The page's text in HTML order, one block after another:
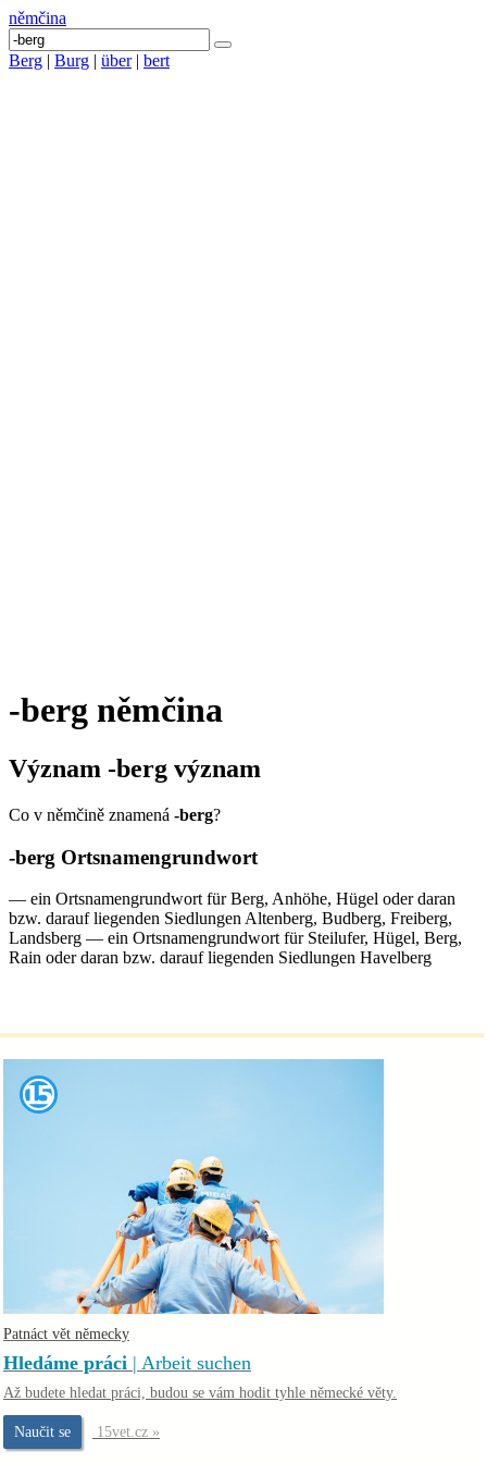
němčina
Berg | Burg | über | bert
-berg němčina
Význam -berg význam
Co v němčině znamená -berg?
-berg Ortsnamengrundwort
— ein Ortsnamengrundwort für Berg, Anhöhe, Hügel oder daran
bzw. darauf liegenden Siedlungen Altenberg, Budberg, Freiberg,
Landsberg — ein Ortsnamengrundwort für Steilufer, Hügel, Berg,
Rain oder daran bzw. darauf liegenden Siedlungen Havelberg
Patnáct vět německy
Hledáme práci | Arbeit suchen
Až budete hledat práci, budou se vám hodit tyhle německé věty.
Naučit se 15vet.cz »